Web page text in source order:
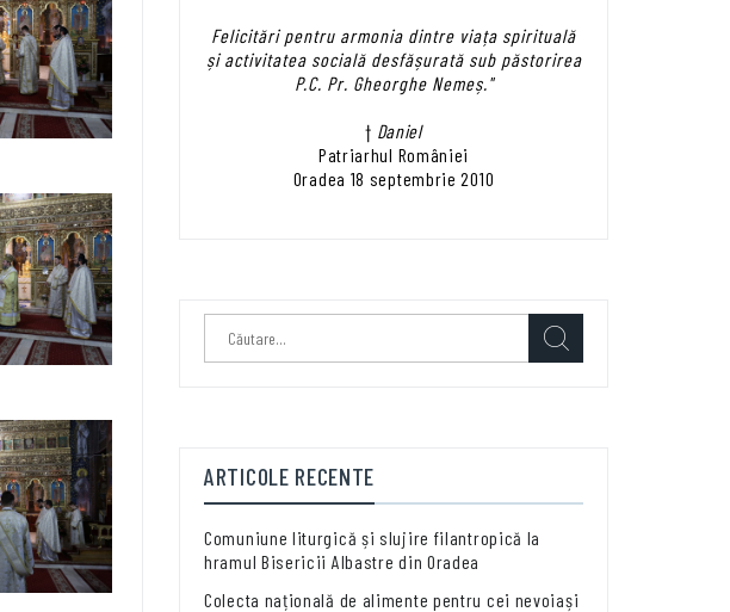
Felicitări pentru armonia dintre viața spirituală
și activitatea socială desfășurată sub păstorirea
P.C. Pr. Gheorghe Nemeș."
† Daniel
Patriarhul României
Oradea 18 septembrie 2010
după:
ARTICOLE RECENTE
Comuniune liturgică și slujire filantropică la
hramul Bisericii Albastre din Oradea
Colecta națională de alimente pentru cei nevoiași